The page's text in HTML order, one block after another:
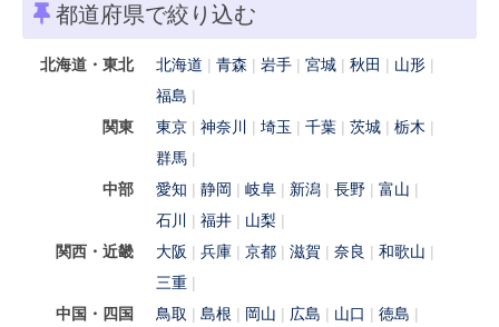
都道府県で絞り込む
北海道・東北 北海道 青森 岩手 宮城 秋田
山形
福島
関東
東京 神奈川 埼玉 千葉 茨城
栃木
群馬
中部
愛知 静岡 岐阜 新潟 長野
富山
石川
福井
山梨
関西・近畿
大阪 兵庫 京都 滋賀 奈良
和歌山
三重
中国・四国
鳥取 島根 岡山 広島 山口
徳島